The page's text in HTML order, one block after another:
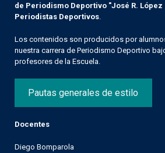
de Periodismo Deportivo "José R. López
Periodistas Deportivos
Los contenidos son producidos por
nuestra carrera de Periodismo Deportivo
profesores de la Escuela.
Pautas generales de estilo
Docentes
Diego Bomparola